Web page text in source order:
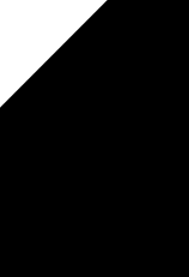
в подарок
разглядывать.